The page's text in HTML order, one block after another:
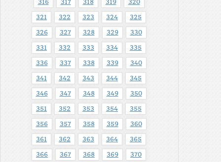
316 317 318 319 320
321 322 323 324 325
326 327 328 329 330
331 332 333 334 335
336 337 338 339 340
341 342 343 344 345
346 347 348 349 350
351 352 353 354 355
356 357 358 359 360
361 362 363 364 365
366 367 368 369 370